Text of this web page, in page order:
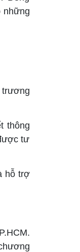
những
trương
thông
tư
hỗ trợ